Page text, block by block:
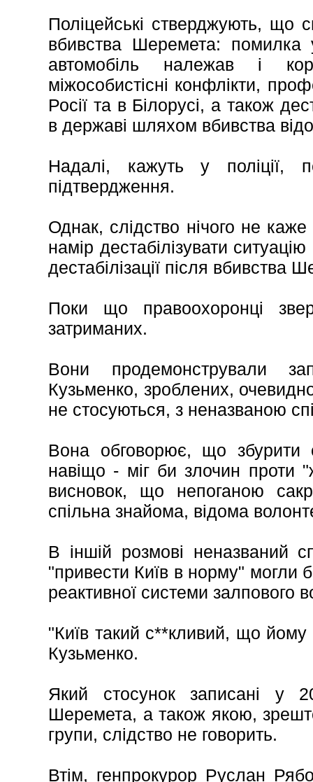
Поліцейські стверджують, що
вбивства Шеремета:
автомобіль належав і
міжособистісні конфлікти,
Росії та в Білорусі, а також
в державі шляхом вбивства
Надалі, кажуть у поліції,
підтвердження.
Однак, слідство нічого не
намір дестабілізувати
дестабілізації після вбивства
Поки що правоохоронці
затриманих.
Вони продемонстрували
Кузьменко, зроблених,
не стосуються, з неназваною
Вона обговорює, що збурити
навіщо - міг би злочин проти
висновок, що непоганою
спільна знайома, відома
В іншій розмові неназваний
"привести Київ в норму" могли
реактивної системи залпового
"Київ такий с**кливий, що йому
Кузьменко.
Який стосунок записані у
Шеремета, а також якою,
групи, слідство не говорить.
Втім, генпрокурор Руслан